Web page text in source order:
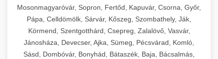
weboldal-keszites.co
elkötelezettség erősítési módszerek
Fejlett AI-alapú Google Ads és Meta hirdetési
kampánykezelés. Optimalizálja hirdetési
költségvetését gépi tanulással és
automatizálással.
🍞 20. Ipari Dagasztógép +
Professzionális ipari dagasztógépek és
Mosonmagyaróvár, Sopron, Fertőd, Kapuvár, Csorna, Győr,
Pápa, Celldömölk, Sárvár, Kőszeg, Szombathely, Ják,
Körmend, Szentgotthárd, Csepreg, Zalalövő, Vasvár,
Jánosháza, Devecser, Ajka, Sümeg, Pécsvárad, Komló,
Sásd, Dombóvár, Bonyhád, Bátaszék, Baja, Bácsalmás,